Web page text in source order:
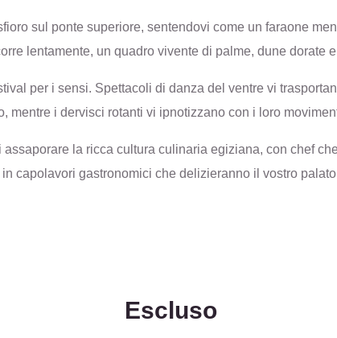
sul ponte superiore, sentendovi come un faraone
lentamente, un quadro vivente di palme, dune dorate
per i sensi. Spettacoli di danza del ventre vi
mentre i dervisci rotanti vi ipnotizzano con i loro
assaporare la ricca cultura culinaria egiziana, con chef
capolavori gastronomici che delizieranno il vostro
Escluso